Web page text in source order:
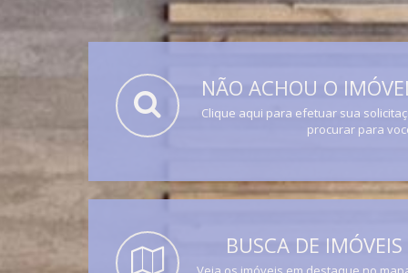
NÃO ACHOU O
Clique aqui para efetuar sua
procurar para
BUSCA DE